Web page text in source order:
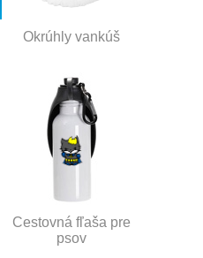
Okrúhly vankúš
Cestovná fľaša pre
psov